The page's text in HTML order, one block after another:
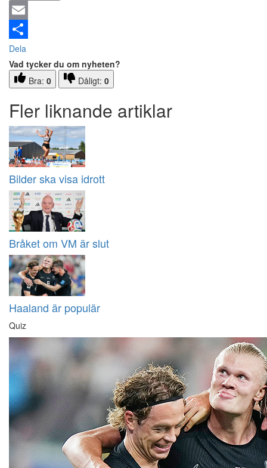
Email
Dela
Vad tycker du om nyheten?
Bra: 0 Dåligt: 0
Fler liknande artiklar
Bilder ska visa idrott
Bråket om VM är slut
Haaland är populär
Quiz